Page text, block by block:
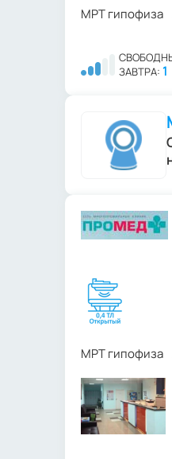
МРТ гипофиза
ЗАВТРА: 1
МРТ гипофиза